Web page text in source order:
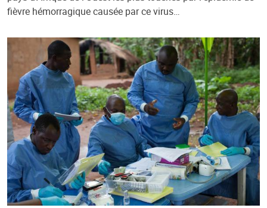
fièvre hémorragique causée par ce virus…